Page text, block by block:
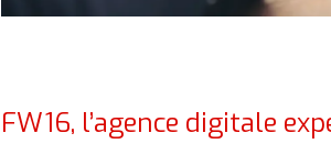
FW16, l’agence digitale